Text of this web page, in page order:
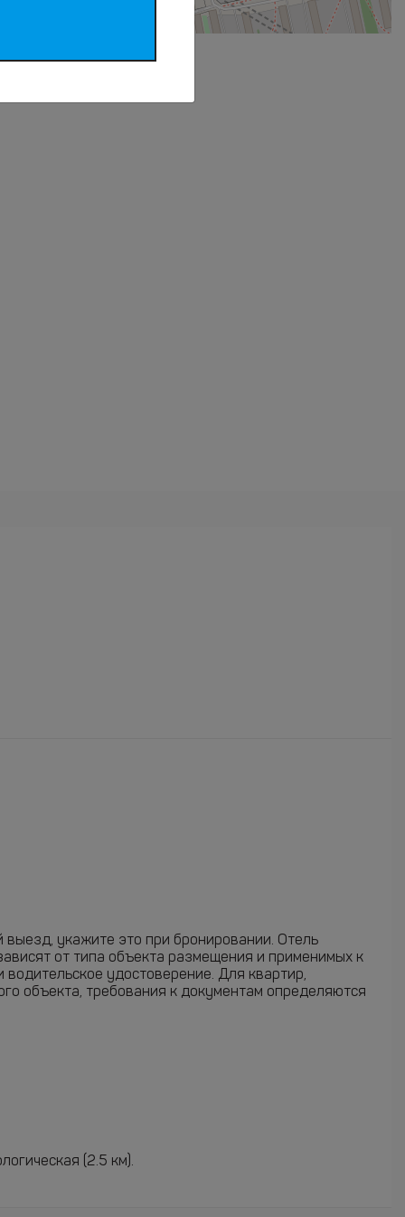
укажите это при бронировании. Отель
от типа объекта размещения и применимых к
удостоверение. Для квартир,
объекта, требования к документам определяются
(2.5 км).